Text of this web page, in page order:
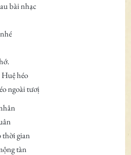
bài nhạc
héo
ngoài tươị
thời gian
tàn